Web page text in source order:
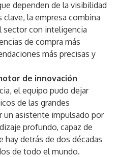
dependen de la visibilidad
clave, la empresa combina
sector con inteligencia
de compra más
más precisas y
de innovación
el equipo pudo dejar
de las grandes
un asistente impulsado por
profundo, capaz de
hay detrás de dos décadas
de todo el mundo.